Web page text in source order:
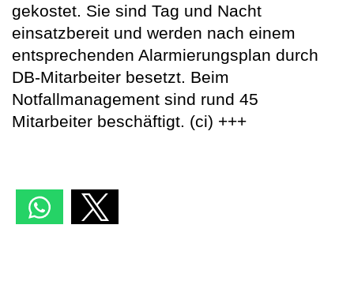
gekostet. Sie sind Tag und Nacht
einsatzbereit und werden nach einem
entsprechenden Alarmierungsplan durch
DB-Mitarbeiter besetzt. Beim
Notfallmanagement sind rund 45
Mitarbeiter beschäftigt. (ci) +++